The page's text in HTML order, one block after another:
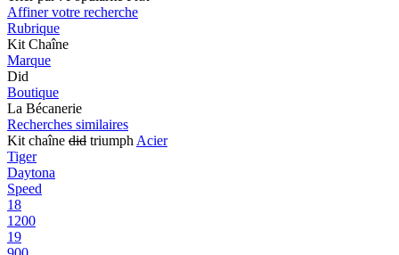
Affiner votre recherche
Rubrique
Kit Chaîne
Marque
Did
Boutique
La Bécanerie
Recherches similaires
Kit chaîne did triumph Acier
Tiger
Daytona
Speed
18
1200
19